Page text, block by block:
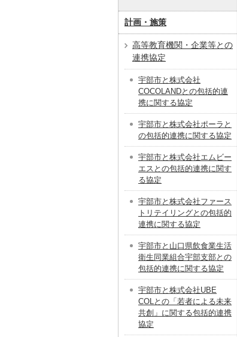
計画・施策
高等教育機関・企業等との
連携協定
宇部市と株式会社
COCOLANDとの包括的連
携に関する協定
宇部市と株式会社ポーラと
の包括的連携に関する協定
宇部市と株式会社エムビー
エスとの包括的連携に関す
る協定
宇部市と株式会社ファース
トリテイリングとの包括的
連携に関する協定
宇部市と山口県飲食業生活
衛生同業組合宇部支部との
包括的連携に関する協定
宇部市と株式会社UBE
COLとの「若者による未来
共創」に関する包括的連携
協定